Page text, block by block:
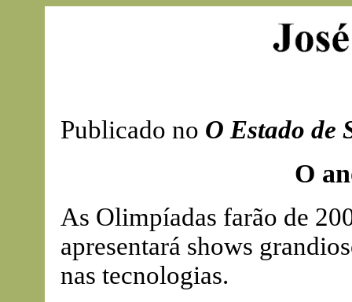
Publicado no O Estado de
O
As Olimpíadas farão de
apresentará shows
nas tecnologias.